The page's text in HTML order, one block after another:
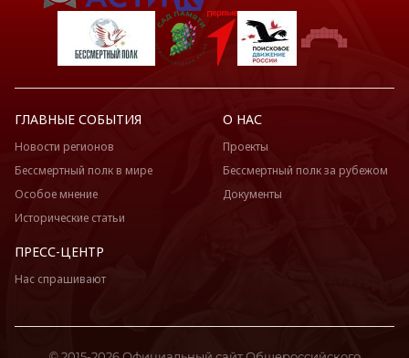
ГЛАВНЫЕ СОБЫТИЯ
Новости регионов
Бессмертный полк в мире
Особое мнение
Исторические статьи
О НАС
Проекты
Бессмертный полк за рубежом
Документы
ПРЕСС-ЦЕНТР
Нас спрашивают